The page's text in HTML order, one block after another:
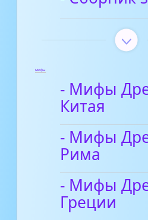
Мифы
- Мифы
Китая
- Мифы
Рима
- Мифы
Греции